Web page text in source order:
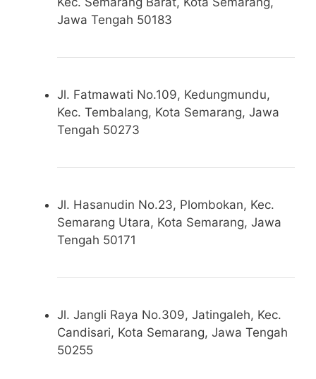
Jawa Tengah 50183
Jl. Fatmawati No.109, Kedungmundu,
Kec. Tembalang, Kota Semarang, Jawa
Tengah 50273
Jl. Hasanudin No.23, Plombokan, Kec.
Semarang Utara, Kota Semarang, Jawa
Tengah 50171
Jl. Jangli Raya No.309, Jatingaleh, Kec.
Candisari, Kota Semarang, Jawa Tengah
50255